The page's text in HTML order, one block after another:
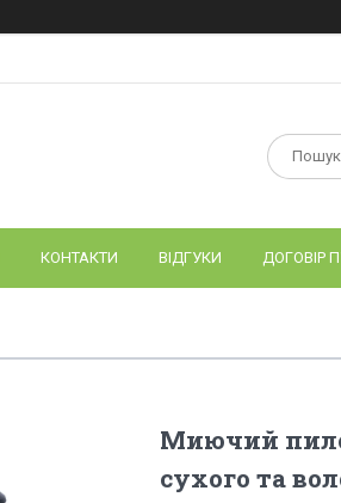
КОНТАКТИ ВІДГУКИ ДОГОВІР
Миючий
сухого та